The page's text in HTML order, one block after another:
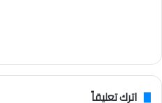
اترك تعليقاً